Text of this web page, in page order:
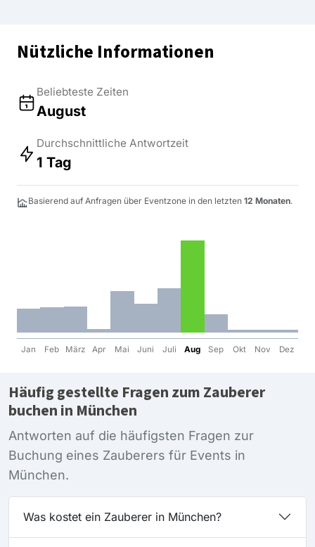
Nützliche Informationen
Beliebteste Zeiten
August
Durchschnittliche Antwortzeit
1 Tag
Basierend auf Anfragen über Eventzone in den letzten 12 Monaten.
Jan Feb März Apr Mai Juni Juli Aug Sep Okt Nov Dez
Häufig gestellte Fragen zum Zauberer
buchen in München
Antworten auf die häufigsten Fragen zur
Buchung eines Zauberers für Events in
München.
Was kostet ein Zauberer in München?